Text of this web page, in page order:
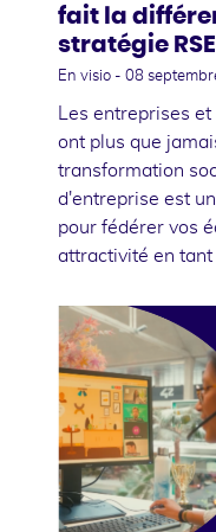
fait la
stratégie RSE
En visio - 08
Les entreprises
ont plus que
transformation
d'entreprise est
pour fédérer vos
attractivité en tant